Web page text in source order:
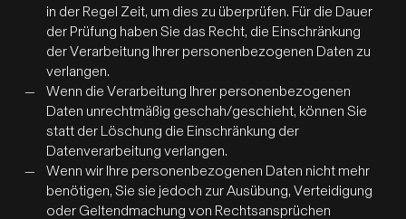
in der Regel Zeit, um dies zu überprüfen. Für die Dauer
der Prüfung haben Sie das Recht, die Einschränkung
der Verarbeitung Ihrer personenbezogenen Daten zu
verlangen.
Wenn die Verarbeitung Ihrer personenbezogenen
Daten unrechtmäßig geschah/geschieht, können Sie
statt der Löschung die Einschränkung der
Datenverarbeitung verlangen.
Wenn wir Ihre personenbezogenen Daten nicht mehr
benötigen, Sie sie jedoch zur Ausübung, Verteidigung
oder Geltendmachung von Rechtsansprüchen